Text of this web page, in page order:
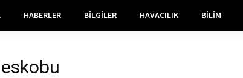
HABERLER BILGILER HAVACILIK BILIM